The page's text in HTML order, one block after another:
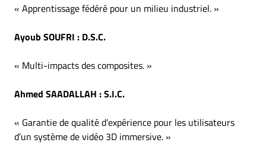
« Apprentissage fédéré pour un milieu industriel. »
Ayoub SOUFRI : D.S.C.
« Multi-impacts des composites. »
Ahmed SAADALLAH : S.I.C.
« Garantie de qualité d’expérience pour les utilisateurs
d’un système de vidéo 3D immersive. »